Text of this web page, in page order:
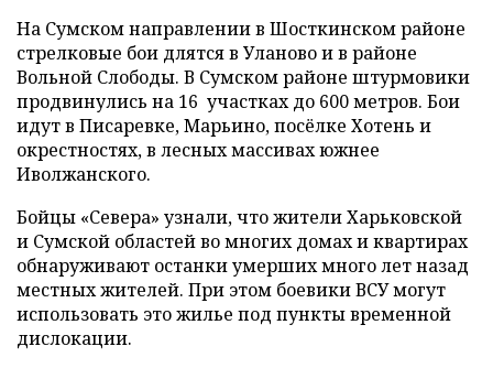
На Сумском направлении в Шосткинском районе
стрелковые бои длятся в Уланово и в районе
Вольной Слободы. В Сумском районе штурмовики
продвинулись на 16 участках до 600 метров. Бои
идут в Писаревке, Марьино, посёлке Хотень и
окрестностях, в лесных массивах южнее
Иволжанского.
Бойцы «Севера» узнали, что жители Харьковской
и Сумской областей во многих домах и квартирах
обнаруживают останки умерших много лет назад
местных жителей. При этом боевики ВСУ могут
использовать это жилье под пункты временной
дислокации.